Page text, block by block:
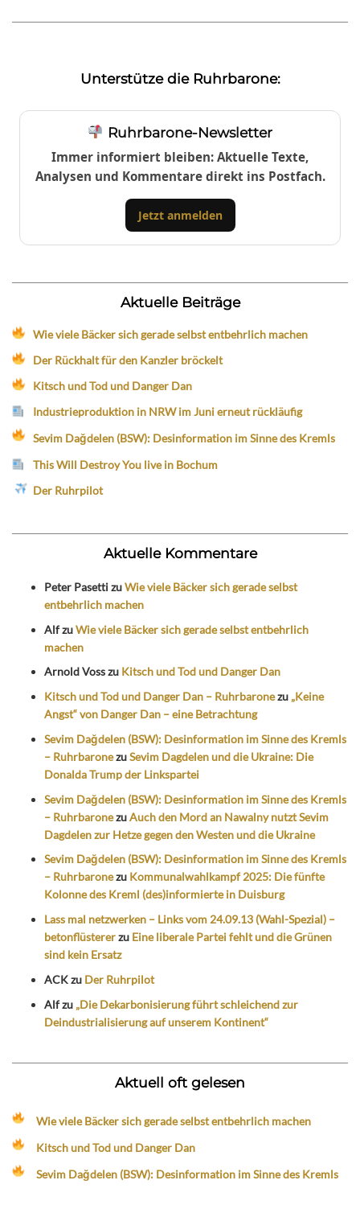
Unterstütze die Ruhrbarone:
Ruhrbarone-Newsletter
Immer informiert bleiben: Aktuelle Texte,
Analysen und Kommentare direkt ins Postfach.
Jetzt anmelden
Aktuelle Beiträge
Wie viele Bäcker sich gerade selbst entbehrlich machen
Der Rückhalt für den Kanzler bröckelt
Kitsch und Tod und Danger Dan
Industrieproduktion in NRW im Juni erneut rückläufig
Sevim Dağdelen (BSW): Desinformation im Sinne des Kremls
This Will Destroy You live in Bochum
Der Ruhrpilot
Aktuelle Kommentare
Peter PasettizuWie viele Bäcker sich gerade selbst
entbehrlich machen
AlfzuWie viele Bäcker sich gerade selbst entbehrlich
machen
Arnold Vosszu Kitsch und Tod und Danger Dan
Kitsch und Tod und Danger Dan – Ruhrbaronezu „Keine
Angst“ von Danger Dan – eine Betrachtung
Sevim Dağdelen (BSW): Desinformation im Sinne des Kremls
– RuhrbaronezuSevim Dagdelen und die Ukraine: Die
Donalda Trump der Linkspartei
Sevim Dağdelen (BSW): Desinformation im Sinne des Kremls
– RuhrbaronezuAuch den Mord an Nawalny nutzt Sevim
Dagdelen zur Hetze gegen den Westen und die Ukraine
Sevim Dağdelen (BSW): Desinformation im Sinne des Kremls
– Ruhrbaronezu Kommunalwahlkampf 2025: Die fünfte
Kolonne des Kreml (des)informierte in Duisburg
Lass mal netzwerken – Links vom 24.09.13 (Wahl-Spezial) –
betonflüstererzu Eine liberale Partei fehlt und die Grünen
sind kein Ersatz
ACKzu Der Ruhrpilot
Alfzu „Die Dekarbonisierung führt schleichend zur
Deindustrialisierung auf unserem Kontinent“
Aktuell oft gelesen
Wie viele Bäcker sich gerade selbst entbehrlich machen
Kitsch und Tod und Danger Dan
Sevim Dağdelen (BSW): Desinformation im Sinne des Kremls